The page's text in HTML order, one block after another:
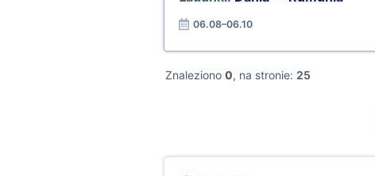
06.08–06.10
Znaleziono 0, na stronie: 25